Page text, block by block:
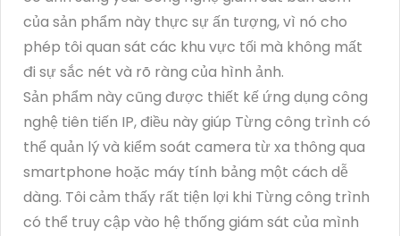
của sản phẩm này thực sự ấn tượng, vì nó cho
phép tôi quan sát các khu vực tối mà không mất
đi sự sắc nét và rõ ràng của hình ảnh.
Sản phẩm này cũng được thiết kế ứng dụng công
nghệ tiên tiến IP, điều này giúp Từng công trình có
thể quản lý và kiểm soát camera từ xa thông qua
smartphone hoặc máy tính bảng một cách dễ
dàng. Tôi cảm thấy rất tiện lợi khi Từng công trình
có thể truy cập vào hệ thống giám sát của mình